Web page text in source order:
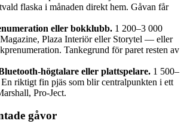
flaska i månaden direkt hem. Gåvan får
eller bokklubb. 1 200–3 000
Plaza Interiör eller Storytel — eller
Tankegrund för paret resten av
högtalare eller plattspelare. 1 500–
riktigt fin pjäs som blir centralpunkten i ett
Pro-Ject.
gåvor